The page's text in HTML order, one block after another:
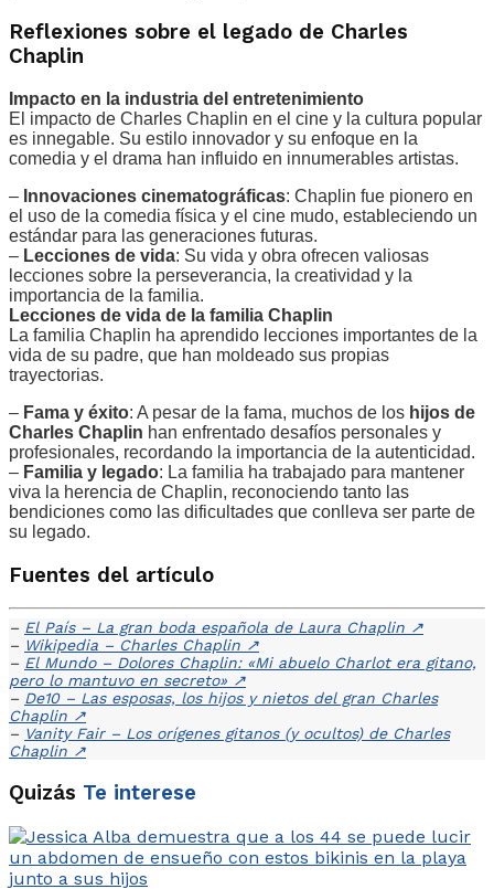
Reflexiones sobre el legado de Charles
Chaplin
Impacto en la industria del entretenimiento
El impacto de Charles Chaplin en el cine y la cultura popular
es innegable. Su estilo innovador y su enfoque en la
comedia y el drama han influido en innumerables artistas.
– Innovaciones cinematográficas: Chaplin fue pionero en
el uso de la comedia física y el cine mudo, estableciendo un
estándar para las generaciones futuras.
– Lecciones de vida: Su vida y obra ofrecen valiosas
lecciones sobre la perseverancia, la creatividad y la
importancia de la familia.
Lecciones de vida de la familia Chaplin
La familia Chaplin ha aprendido lecciones importantes de la
vida de su padre, que han moldeado sus propias
trayectorias.
– Fama y éxito: A pesar de la fama, muchos de los hijos de
Charles Chaplin han enfrentado desafíos personales y
profesionales, recordando la importancia de la autenticidad.
– Familia y legado: La familia ha trabajado para mantener
viva la herencia de Chaplin, reconociendo tanto las
bendiciones como las dificultades que conlleva ser parte de
su legado.
Fuentes del artículo
– El País – La gran boda española de Laura Chaplin ↗
– Wikipedia – Charles Chaplin ↗
– El Mundo – Dolores Chaplin: «Mi abuelo Charlot era gitano,
pero lo mantuvo en secreto» ↗
– De10 – Las esposas, los hijos y nietos del gran Charles
Chaplin ↗
– Vanity Fair – Los orígenes gitanos (y ocultos) de Charles
Chaplin ↗
Quizás Te interese